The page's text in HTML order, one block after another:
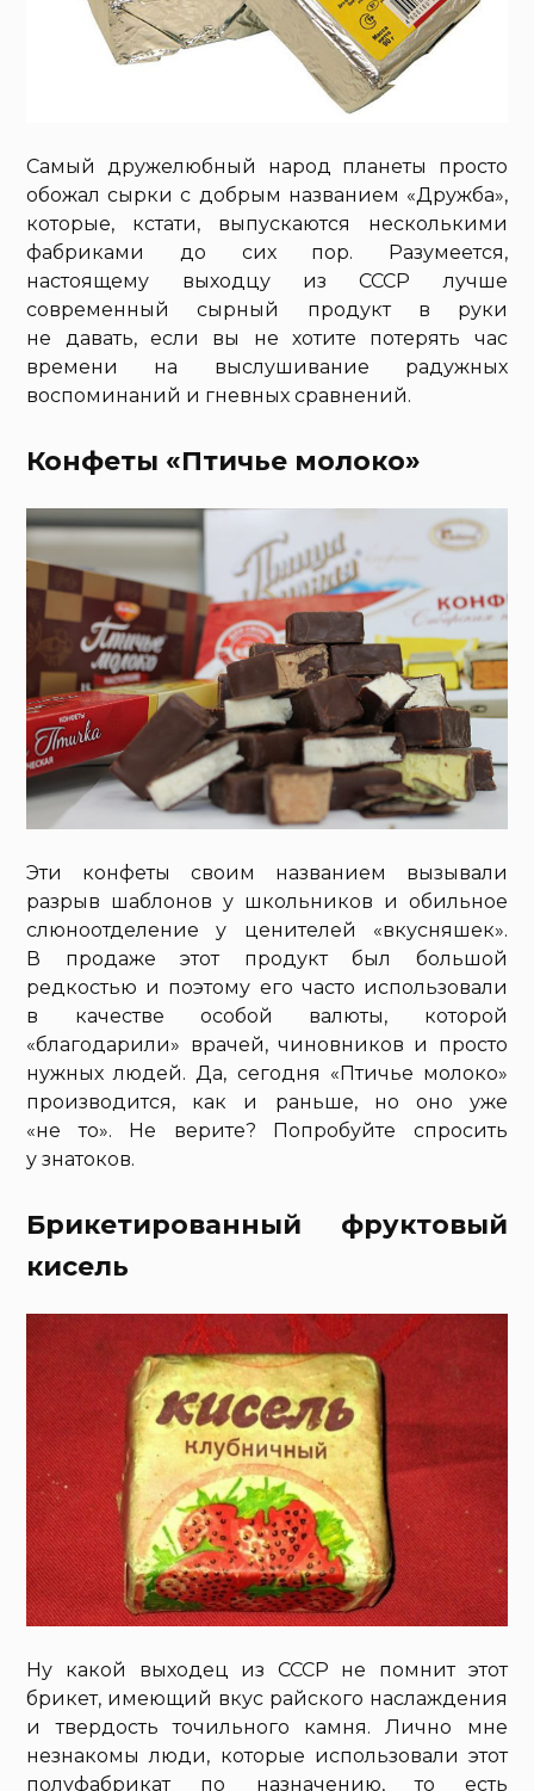
Самый дружелюбный народ планеты просто
обожал сырки с добрым названием «Дружба»,
которые, кстати, выпускаются несколькими
фабриками до сих пор. Разумеется,
настоящему выходцу из СССР лучше
современный сырный продукт в руки
не давать, если вы не хотите потерять час
времени на выслушивание радужных
воспоминаний и гневных сравнений.
Конфеты «Птичье молоко»
Эти конфеты своим названием вызывали
разрыв шаблонов у школьников и обильное
слюноотделение у ценителей «вкусняшек».
В продаже этот продукт был большой
редкостью и поэтому его часто использовали
в качестве особой валюты, которой
«благодарили» врачей, чиновников и просто
нужных людей. Да, сегодня «Птичье молоко»
производится, как и раньше, но оно уже
«не то». Не верите? Попробуйте спросить
у знатоков.
Брикетированный фруктовый
кисель
Ну какой выходец из СССР не помнит этот
брикет, имеющий вкус райского наслаждения
и твердость точильного камня. Лично мне
незнакомы люди, которые использовали этот
полуфабрикат по назначению, то есть